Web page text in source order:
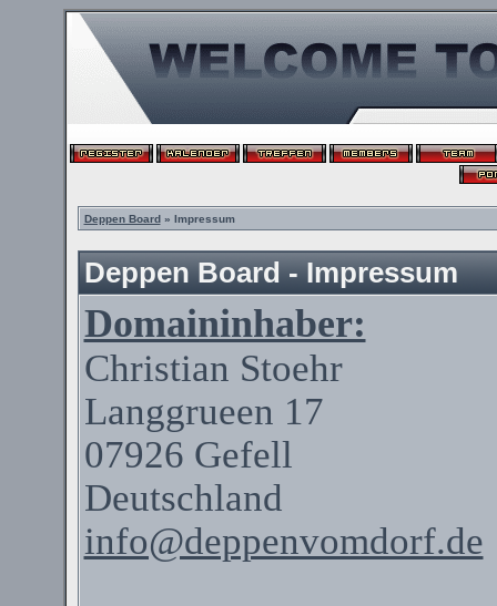
Deppen Board» Impressum
Deppen Board - Impressum
Domaininhaber:
Christian Stoehr
Langgrueen 17
07926 Gefell
Deutschland
info@deppenvomdorf.de